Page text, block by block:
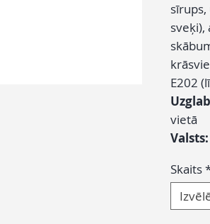
sīrups,
sveķi),
E202
vietā
Valsts:
Skaits